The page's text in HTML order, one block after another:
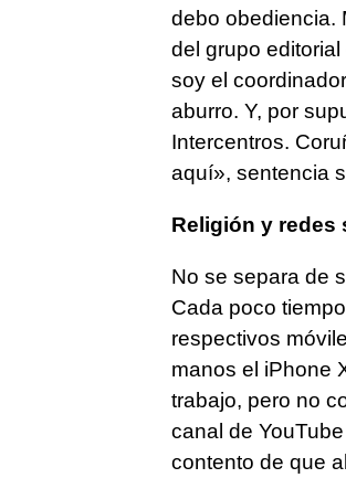
debo obediencia.
del grupo
soy el
aburro. Y, por
Intercentros.
aquí», sentencia
Religión y redes
No se separa de
Cada poco
respectivos
manos el iPhone
trabajo, pero no
canal de
contento de que